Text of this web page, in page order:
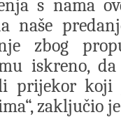
s nama
naše
zbog
iskreno,
prijekor koji
zaključio